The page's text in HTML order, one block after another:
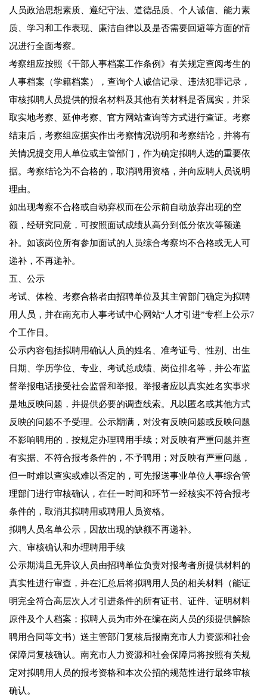
人员政治思想素质、遵纪守法、道德品质、个人诚信、能力素
质、学习和工作表现、廉洁自律以及是否需要回避等方面的情
况进行全面考察。
考察组应按照《干部人事档案工作条例》有关规定查阅考生的
人事档案（学籍档案），查询个人诚信记录、违法犯罪记录，
审核拟聘人员提供的报名材料及其他有关材料是否属实，并采
取实地考察、延伸考察、官方网站查询等方式进行查证。考察
结束后，考察组应据实作出考察情况说明和考察结论，并将有
关情况提交用人单位或主管部门，作为确定拟聘人选的重要依
据。考察结论为不合格的，取消聘用资格，并向应聘人员说明
理由。
如出现考察不合格或自动弃权而在公示前自动放弃出现的空
额，经研究同意，可按照面试成绩从高分到低分依次等额递
补。如该岗位所有参加面试的人员综合考察均不合格或无人可
递补，不再递补。
五、公示
考试、体检、考察合格者由招聘单位及其主管部门确定为拟聘
用人员，并在南充市人事考试中心网站“人才引进”专栏上公示7
个工作日。
公示内容包括拟聘用确认人员的姓名、准考证号、性别、出生
日期、学历学位、专业、考试总成绩、岗位排名等，并公布监
督举报电话接受社会监督和举报。举报者应以真实姓名实事求
是地反映问题，并提供必要的调查线索。凡以匿名或其他方式
反映的问题不予受理。公示期满，对没有反映问题或反映问题
不影响聘用的，按规定办理聘用手续；对反映有严重问题并查
有实据、不符合报考条件的，不予聘用；对反映有严重问题，
但一时难以查实或难以否定的，可先报送事业单位人事综合管
理部门进行审核确认，在任一时间和环节一经核实不符合报考
条件的，取消其拟聘用或聘用人员资格。
拟聘人员名单公示，因故出现的缺额不再递补。
六、审核确认和办理聘用手续
公示期满且无异议人员由招聘单位负责对报考者所提供材料的
真实性进行审查，并在汇总后将拟聘用人员的相关材料（能证
明完全符合高层次人才引进条件的所有证书、证件、证明材料
原件及个人档案；拟聘人员为市外在编在岗人员的须提供解除
聘用合同等文书）送主管部门复核后报南充市人力资源和社会
保障局复核确认。南充市人力资源和社会保障局将按照有关规
定对拟聘用人员的报考资格和本次公招的规范性进行最终审核
确认。